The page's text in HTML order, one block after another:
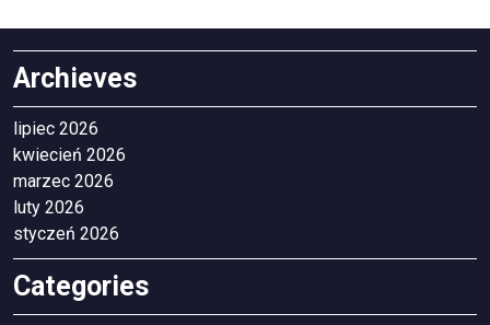
Archieves
lipiec 2026
kwiecień 2026
marzec 2026
luty 2026
styczeń 2026
Categories